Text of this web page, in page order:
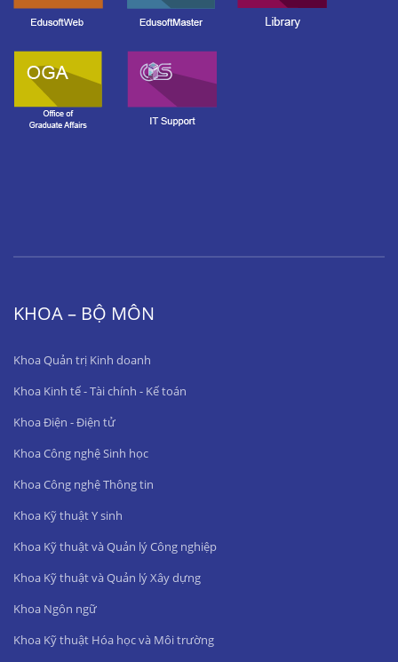
KHOA – BỘ MÔN
Khoa Quản trị Kinh doanh
Khoa Kinh tế - Tài chính - Kế toán
Khoa Điện - Điện tử
Khoa Công nghệ Sinh học
Khoa Công nghệ Thông tin
Khoa Kỹ thuật Y sinh
Khoa Kỹ thuật và Quản lý Công nghiệp
Khoa Kỹ thuật và Quản lý Xây dựng
Khoa Ngôn ngữ
Khoa Kỹ thuật Hóa học và Môi trường